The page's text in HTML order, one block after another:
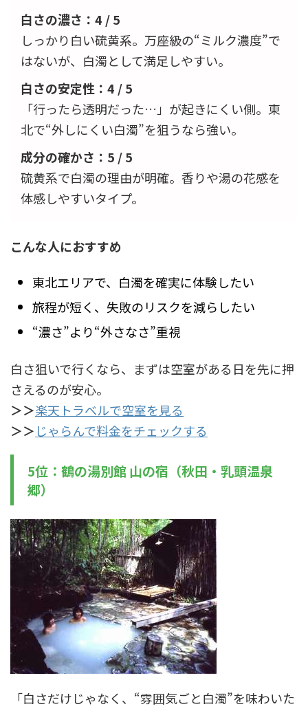
白さの濃さ：4 / 5
しっかり白い硫黄系。万座級の“ミルク濃度”で
はないが、白濁として満足しやすい。
白さの安定性：4 / 5
「行ったら透明だった…」が起きにくい側。東
北で“外しにくい白濁”を狙うなら強い。
成分の確かさ：5 / 5
硫黄系で白濁の理由が明確。香りや湯の花感を
体感しやすいタイプ。
こんな人におすすめ
東北エリアで、白濁を確実に体験したい
旅程が短く、失敗のリスクを減らしたい
“濃さ”より“外さなさ”重視
白さ狙いで行くなら、まずは空室がある日を先に押
さえるのが安心。
＞＞楽天トラベルで空室を見る
＞＞ じゃらんで料金をチェックする
5位：鶴の湯別館 山の宿（秋田・乳頭温泉
郷）
「白さだけじゃなく、“雰囲気ごと白濁”を味わいた